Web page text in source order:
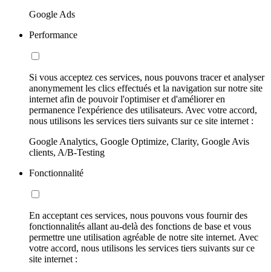
Google Ads
Performance
Si vous acceptez ces services, nous pouvons tracer et analyser
anonymement les clics effectués et la navigation sur notre site
internet afin de pouvoir l'optimiser et d'améliorer en
permanence l'expérience des utilisateurs. Avec votre accord,
nous utilisons les services tiers suivants sur ce site internet :
Google Analytics, Google Optimize, Clarity, Google Avis
clients, A/B-Testing
Fonctionnalité
En acceptant ces services, nous pouvons vous fournir des
fonctionnalités allant au-delà des fonctions de base et vous
permettre une utilisation agréable de notre site internet. Avec
votre accord, nous utilisons les services tiers suivants sur ce
site internet :